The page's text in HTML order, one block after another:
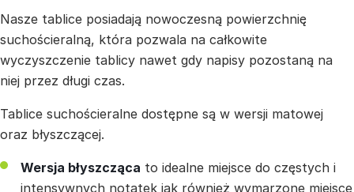
Nasze tablice posiadają nowoczesną powierzchnię
suchościeralną, która pozwala na całkowite
wyczyszczenie tablicy nawet gdy napisy pozostaną na
niej przez długi czas.
Tablice suchościeralne dostępne są w wersji matowej
oraz błyszczącej.
Wersja błyszcząca to idealne miejsce do częstych i
intensywnych notatek jak również wymarzone miejsce